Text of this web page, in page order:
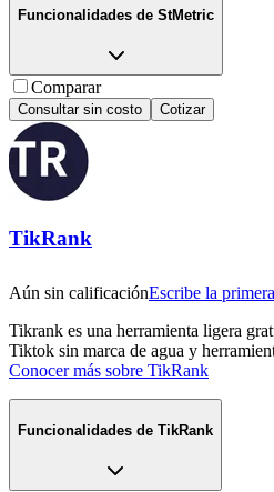
Funcionalidades de StMetric
Comparar
Consultar sin costo Cotizar
TikRank
Aún sin calificaciónEscribe la
Tikrank es una herramienta ligera
Tiktok sin marca de agua y
Conocer más sobre TikRank
Funcionalidades de TikRank